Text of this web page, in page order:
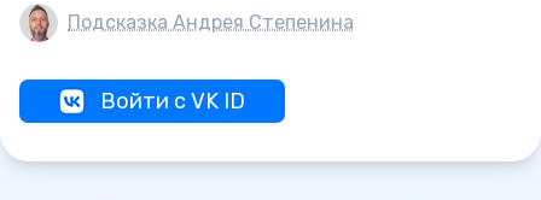
Подсказка Андрея Степенина
Войти с VK ID